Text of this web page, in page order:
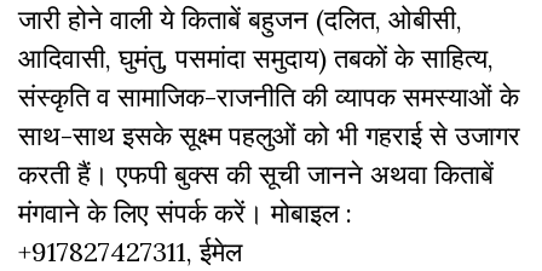
जारी होने वाली ये किताबें बहुजन (दलित, ओबीसी,
आदिवासी, घुमंतु, पसमांदा समुदाय) तबकों के साहित्‍य,
संस्‍क‍ृति व सामाजिक-राजनीति की व्‍यापक समस्‍याओं के
साथ-साथ इसके सूक्ष्म पहलुओं को भी गहराई से उजागर
करती हैं। एफपी बुक्‍स की सूची जानने अथवा किताबें
मंगवाने के लिए संपर्क करें। मोबाइल :
+917827427311, ईमेल